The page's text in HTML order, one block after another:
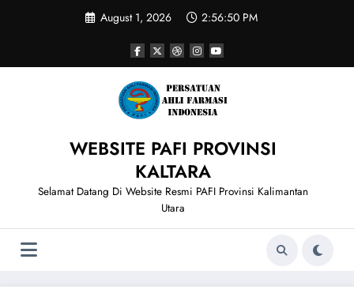
August 1, 2026 2:56:50 PM
WEBSITE PAFI PROVINSI
KALTARA
Selamat Datang Di Website Resmi PAFI Provinsi Kalimantan
Utara